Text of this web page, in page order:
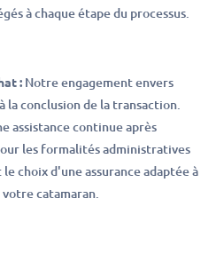
à chaque étape du processus.
: Notre engagement envers
la conclusion de la transaction.
assistance continue après
les formalités administratives
choix d'une assurance adaptée à
catamaran.